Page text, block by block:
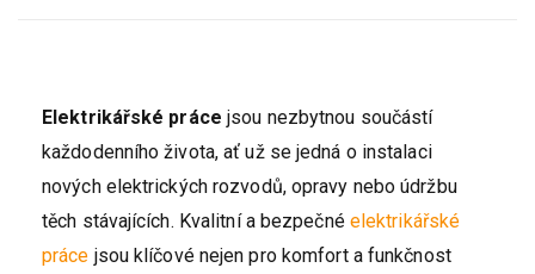
Elektrikářské práce jsou nezbytnou součástí
každodenního života, ať už se jedná o instalaci
nových elektrických rozvodů, opravy nebo údržbu
těch stávajících. Kvalitní a bezpečné elektrikářské
práce jsou klíčové nejen pro komfort a funkčnost